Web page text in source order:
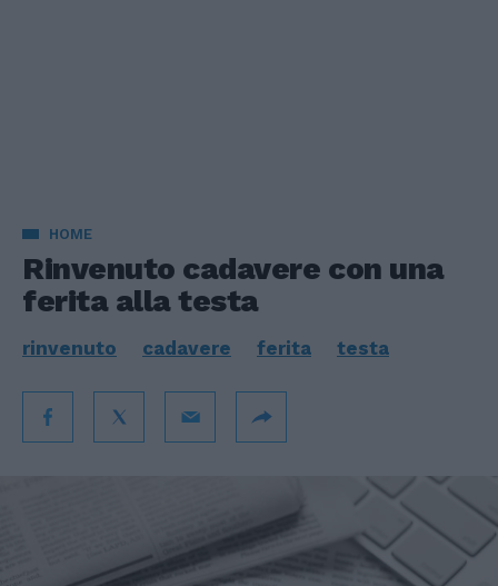
HOME
Rinvenuto cadavere con una
ferita alla testa
rinvenuto cadavere ferita testa